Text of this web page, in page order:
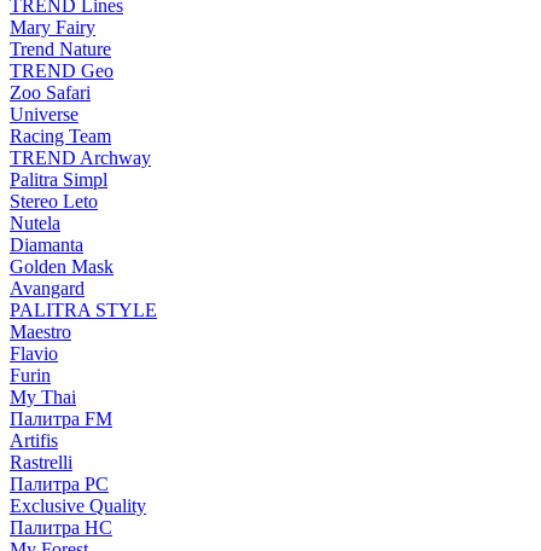
TREND Lines
Mary Fairy
Trend Nature
TREND Geo
Zoo Safari
Universe
Racing Team
TREND Archway
Palitra Simpl
Stereo Leto
Nutela
Diamanta
Golden Mask
Avangard
PALITRA STYLE
Maestro
Flavio
Furin
My Thai
Палитра FM
Artifis
Rastrelli
Палитра PC
Exclusive Quality
Палитра HС